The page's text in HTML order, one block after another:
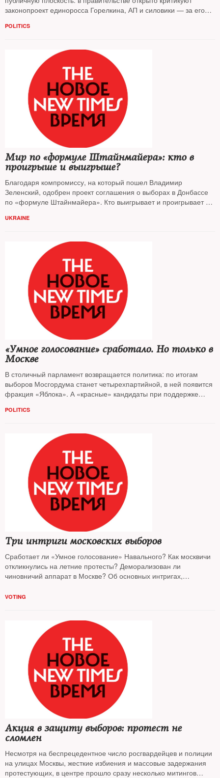
законопроект единоросса Горелкина, АП и силовики — за его
эксперты
POLITICS
Мир по «формуле Штайнмайера»: кто в
проигрыше и выигрыше?
Благодаря компромиссу, на который пошел Владимир
Зеленский, одобрен проект соглашения о выборах в Донбассе
по «формуле Штайнмайера». Кто выигрывает и проигрывает от
России, Украины и Белоруссии
UKRAINE
«Умное голосование» сработало. Но только в
Москве
В столичный парламент возвращается политика: по итогам
выборов Мосгордума станет четырехпартийной, в ней появится
фракция «Яблока». А «красные» кандидаты при поддержке
лидера Метельского. ЕР стала оппозицией в Хабаровском крае
POLITICS
Три интриги московских выборов
Сработает ли «Умное голосование» Навального? Как москвичи
откликнулись на летние протесты? Деморализован ли
чиновничий аппарат в Москве? Об основных интригах,
рассказали известные политические эксперты
VOTING
Акция в защиту выборов: протест не
сломлен
Несмотря на беспрецедентное число росгвардейцев и полиции
на улицах Москвы, жесткие избиения и массовые задержания
протестующих, в центре прошло сразу несколько митингов